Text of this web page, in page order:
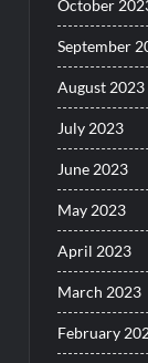
October
September
August 2023
July 2023
June 2023
May 2023
April 2023
March 2023
February